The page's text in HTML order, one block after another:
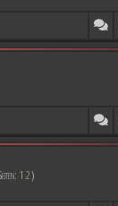
12)